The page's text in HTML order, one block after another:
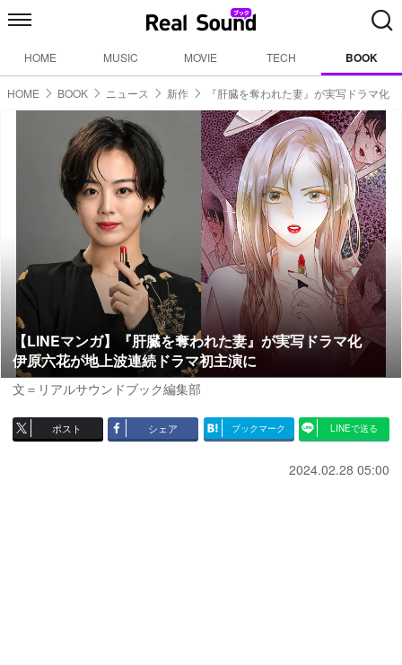
HOME MUSIC MOVIE TECH BOOK
HOME BOOK ニュース 新作 『肝臓を奪われた妻』が実写ドラマ化
【LINEマンガ】『肝臓を奪われた妻』が実写ドラマ化
伊原六花が地上波連続ドラマ初主演に
文＝リアルサウンドブック編集部
ポスト シェア ブックマーク LINEで送る
2024.02.28 05:00